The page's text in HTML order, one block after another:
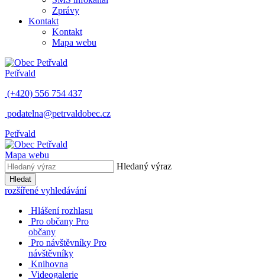
Zprávy
Kontakt
Kontakt
Mapa webu
Petřvald
(+420) 556 754 437
podatelna@petrvaldobec.cz
Petřvald
Mapa webu
Hledaný výraz
Hledat
rozšířené vyhledávání
Hlášení rozhlasu
Pro občany Pro
občany
Pro návštěvníky Pro
návštěvníky
Knihovna
Videogalerie